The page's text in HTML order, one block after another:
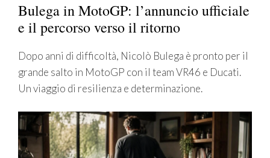
Bulega in MotoGP: l’annuncio ufficiale
e il percorso verso il ritorno
Dopo anni di difficoltà, Nicolò Bulega è pronto per il
grande salto in MotoGP con il team VR46 e Ducati.
Un viaggio di resilienza e determinazione.